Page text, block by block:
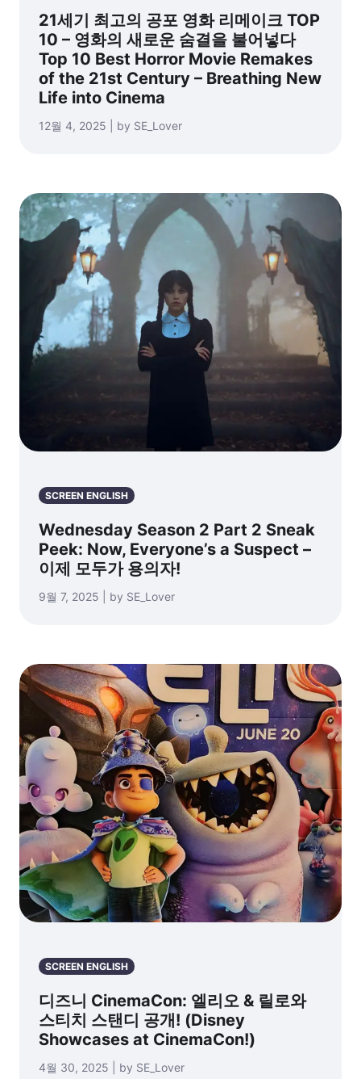
21세기 최고의 공포 영화 리메이크 TOP
10 – 영화의 새로운 숨결을 불어넣다
Top 10 Best Horror Movie Remakes
of the 21st Century – Breathing New
Life into Cinema
12월 4, 2025 | by SE_Lover
SCREEN ENGLISH
Wednesday Season 2 Part 2 Sneak
Peek: Now, Everyone’s a Suspect –
이제 모두가 용의자!
9월 7, 2025 | by SE_Lover
SCREEN ENGLISH
디즈니 CinemaCon: 엘리오 & 릴로와
스티치 스탠디 공개! (Disney
Showcases at CinemaCon!)
4월 30, 2025 | by SE_Lover